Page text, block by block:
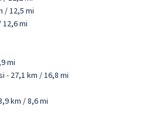
/ 12,5 mi
mi
mi
- 27,1 km / 16,8 mi
km / 8,6 mi